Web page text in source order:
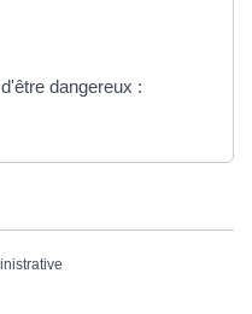
dangereux :